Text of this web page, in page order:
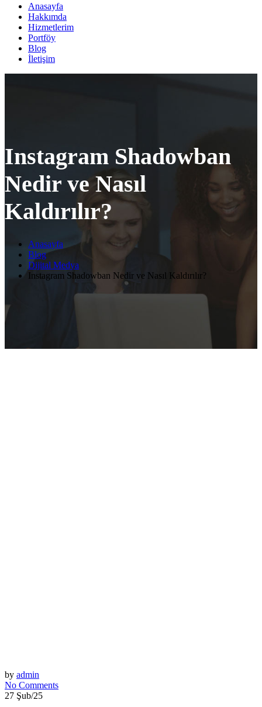
Anasayfa
Hakkımda
Hizmetlerim
Portföy
Blog
İletişim
Instagram Shadowban
Nedir ve Nasıl
Kaldırılır?
Anasayfa
Blog
Dijital Medya
Instagram Shadowban Nedir ve Nasıl Kaldırılır?
by admin
No Comments
27 Şub/25